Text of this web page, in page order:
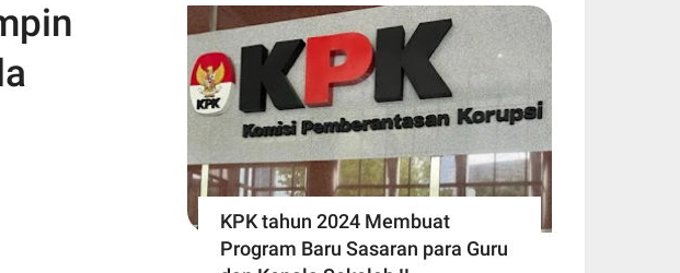
KPK tahun 2024 Membuat
Program Baru Sasaran para Guru